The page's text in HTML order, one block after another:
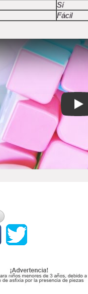
Sí
Fácil
Play